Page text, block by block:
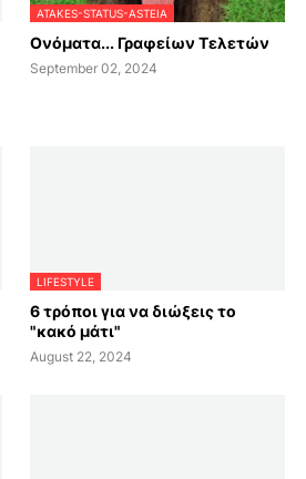
ATAKES-STATUS-ASTEIA
Ονόματα... Γραφείων Τελετών
September 02, 2024
LIFESTYLE
6 τρόποι για να διώξεις το
"κακό μάτι"
August 22, 2024